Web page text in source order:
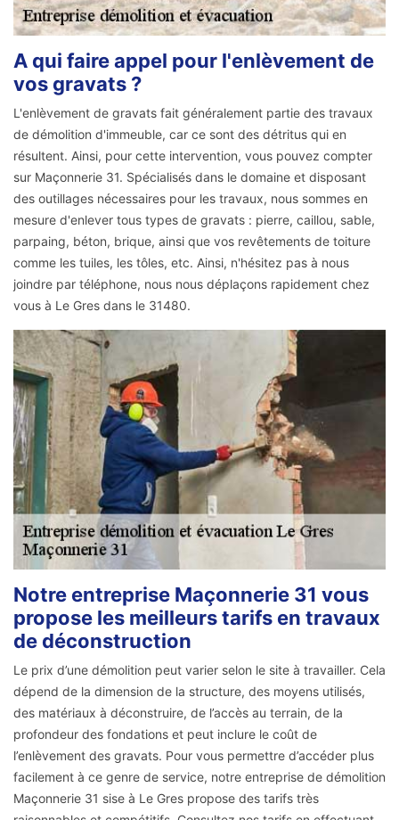
A qui faire appel pour l'enlèvement de
vos gravats ?
L'enlèvement de gravats fait généralement partie des travaux
de démolition d'immeuble, car ce sont des détritus qui en
résultent. Ainsi, pour cette intervention, vous pouvez compter
sur Maçonnerie 31. Spécialisés dans le domaine et disposant
des outillages nécessaires pour les travaux, nous sommes en
mesure d'enlever tous types de gravats : pierre, caillou, sable,
parpaing, béton, brique, ainsi que vos revêtements de toiture
comme les tuiles, les tôles, etc. Ainsi, n'hésitez pas à nous
joindre par téléphone, nous nous déplaçons rapidement chez
vous à Le Gres dans le 31480.
Notre entreprise Maçonnerie 31 vous
propose les meilleurs tarifs en travaux
de déconstruction
Le prix d’une démolition peut varier selon le site à travailler. Cela
dépend de la dimension de la structure, des moyens utilisés,
des matériaux à déconstruire, de l’accès au terrain, de la
profondeur des fondations et peut inclure le coût de
l’enlèvement des gravats. Pour vous permettre d’accéder plus
facilement à ce genre de service, notre entreprise de démolition
Maçonnerie 31 sise à Le Gres propose des tarifs très